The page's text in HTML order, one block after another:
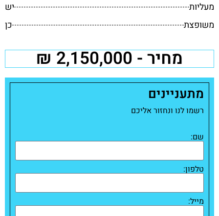
מעליות
יש
משופצת
כן
מחיר - 2,150,000 ₪
מתעניינים
רשמו לנו ונחזור אליכם
שם:
טלפון:
מייל: